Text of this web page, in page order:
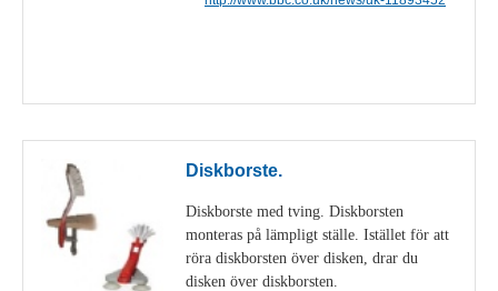
Diskborste.
Diskborste med tving. Diskborsten
monteras på lämpligt ställe. Istället för att
röra diskborsten över disken, drar du
disken över diskborsten.